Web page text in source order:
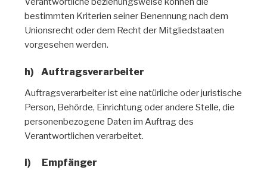
bestimmten Kriterien seiner Benennung nach dem
Unionsrecht oder dem Recht der Mitgliedstaaten
vorgesehen werden.
h) Auftragsverarbeiter
Auftragsverarbeiter ist eine natürliche oder juristische
Person, Behörde, Einrichtung oder andere Stelle, die
personenbezogene Daten im Auftrag des
Verantwortlichen verarbeitet.
i) Empfänger